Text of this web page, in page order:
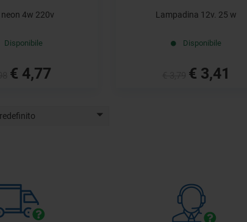
4w 220v
Disponibile
€ 4,77
Lampadina 12v. 25 w
Disponibile
€ 3,41